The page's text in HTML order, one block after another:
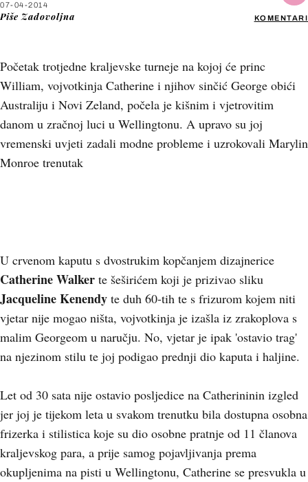
07-04-2014
Piše Zadovoljna KOMENTARI
Početak trotjedne kraljevske turneje na kojoj će princ
William, vojvotkinja Catherine i njihov sinčić George obići
Australiju i Novi Zeland, počela je kišnim i vjetrovitim
danom u zračnoj luci u Wellingtonu. A upravo su joj
vremenski uvjeti zadali modne probleme i uzrokovali Marylin
Monroe trenutak
U crvenom kaputu s dvostrukim kopčanjem dizajnerice
Catherine Walker te šeširićem koji je prizivao sliku
Jacqueline Kenendy te duh 60-tih te s frizurom kojem niti
vjetar nije mogao ništa, vojvotkinja je izašla iz zrakoplova s
malim Georgeom u naručju. No, vjetar je ipak 'ostavio trag'
na njezinom stilu te joj podigao prednji dio kaputa i haljine.
Let od 30 sata nije ostavio posljedice na Catherininin izgled
jer joj je tijekom leta u svakom trenutku bila dostupna osobna
frizerka i stilistica koje su dio osobne pratnje od 11 članova
kraljevskog para, a prije samog pojavljivanja prema
okupljenima na pisti u Wellingtonu, Catherine se presvukla u